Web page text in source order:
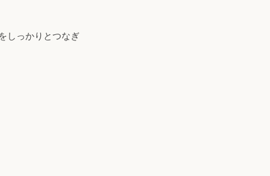
しっかりとつなぎ